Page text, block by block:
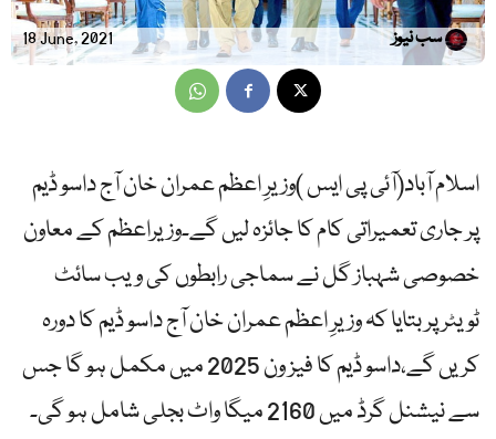
18 June, 2021 سب نیوز
اسلام آباد(آئی پی ایس )وزیرِ اعظم عمران خان آج داسو ڈیم
پر جاری تعمیراتی کام کا جائزہ لیں گے۔وزیراعظم کے معاون
خصوصی شہباز گل نے سماجی رابطوں کی ویب سائٹ
ٹویٹر پر بتایا کہ وزیرِ اعظم عمران خان آج داسو ڈیم کا دورہ
کریں گے،داسو ڈیم کا فیز ون 2025 میں مکمل ہو گا جس
سے نیشنل گرڈ میں 2160 میگا واٹ بجلی شامل ہو گی۔